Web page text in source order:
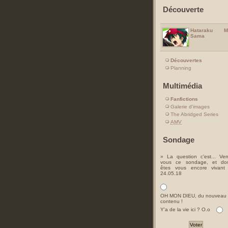
Découverte
Hataraku
Sama
Découvertes
Planning
Multimédia
Fanfictions
Galerie d'images
The Abridged Series
AMV
Sondage
» La question c'est...
vous ce sondage, et
êtes vous encore vivant
24.05.18
OH MON DIEU, du nouveau
contenu !
Y'a de la vie ici ? O.o